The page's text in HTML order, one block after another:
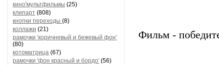
кино'мультфильмы (25)
клипарт (808)
кнопки переходы (8)
коллажи (21)
рамочки 'коричневый и бежевый фон'
(80)
котоматрица (67)
рамочки 'фон красный и бордо' (56)
Фильм -